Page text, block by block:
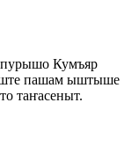
Кумъяр
пашам ыштыше
таҥасеныт.